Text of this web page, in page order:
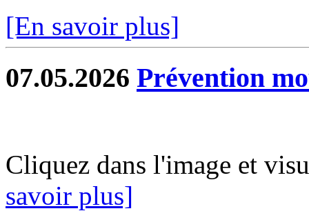
[En savoir plus]
07.05.2026 Prévention
Cliquez dans l'image et
savoir plus]